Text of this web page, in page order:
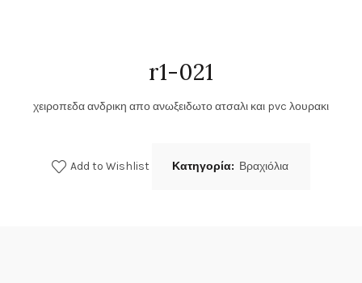
r1-021
χειροπεδα ανδρικη απο ανωξειδωτο ατσαλι και pvc λουρακι
Add to Wishlist Κατηγορία: Βραχιόλια